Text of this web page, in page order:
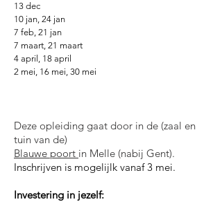
13 dec
10 jan, 24 jan
7 feb, 21 jan
7 maart, 21 maart
4 april, 18 april
2 mei, 16 mei, 30 mei
Deze opleiding gaat door in de (zaal en
tuin van de)
Blauwe poort in Melle (nabij Gent).
Inschrijven is mogelijlk vanaf 3 mei.
Investering in jezelf: